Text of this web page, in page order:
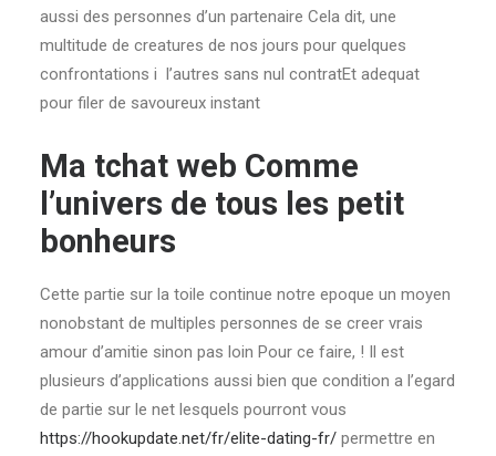
aussi des personnes d’un partenaire Cela dit, une
multitude de creatures de nos jours pour quelques
confrontations i l’autres sans nul contratEt adequat
pour filer de savoureux instant
Ma tchat web Comme
l’univers de tous les petit
bonheurs
Cette partie sur la toile continue notre epoque un moyen
nonobstant de multiples personnes de se creer vrais
amour d’amitie sinon pas loin Pour ce faire, ! Il est
plusieurs d’applications aussi bien que condition a l’egard
de partie sur le net lesquels pourront vous
https://hookupdate.net/fr/elite-dating-fr/ permettre en